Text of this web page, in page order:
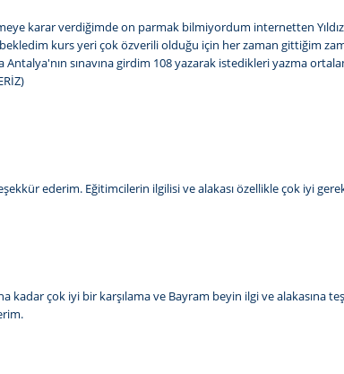
karar verdiğimde on parmak bilmiyordum internetten
kurs yeri çok özverili olduğu için her zaman gittiğim
sınavına girdim 108 yazarak istedikleri yazma
ederim. Eğitimcilerin ilgilisi ve alakası özellikle çok iyi
kadar çok iyi bir karşılama ve Bayram beyin ilgi ve